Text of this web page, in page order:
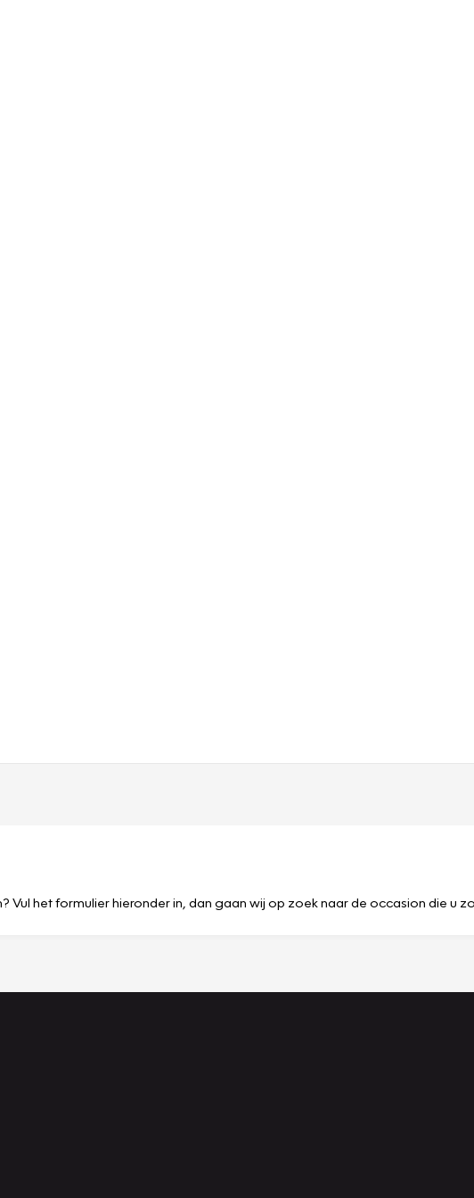
het formulier hieronder in, dan gaan wij op zoek naar de occasion die u